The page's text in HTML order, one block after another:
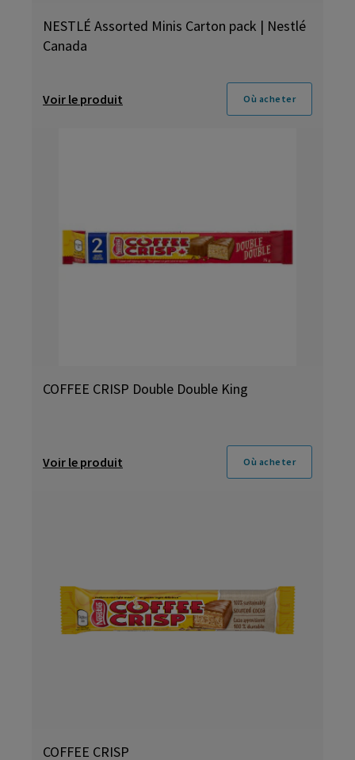
NESTLÉ Assorted Minis Carton pack | Nestlé
Canada
Voir le produit Où acheter
COFFEE CRISP Double Double King
Voir le produit Où acheter
COFFEE CRISP